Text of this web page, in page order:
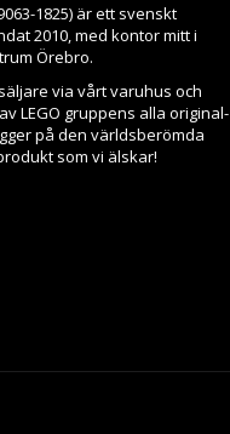
1825) är ett svenskt
2010, med kontor mitt i
Örebro.
via vårt varuhus och
LEGO gruppens alla original-
på den världsberömda
som vi älskar!